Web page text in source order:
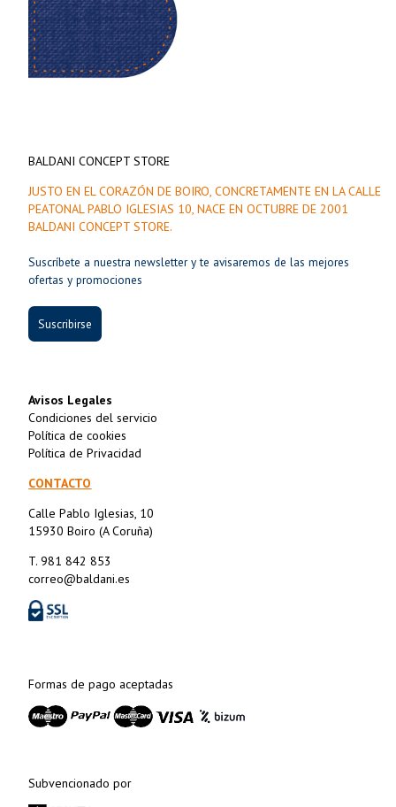
BALDANI CONCEPT STORE
JUSTO EN EL CORAZÓN DE BOIRO, CONCRETAMENTE EN LA CALLE
PEATONAL PABLO IGLESIAS 10, NACE EN OCTUBRE DE 2001
BALDANI CONCEPT STORE.
Suscríbete a nuestra newsletter y te avisaremos de las mejores
ofertas y promociones
Suscribirse
Avisos Legales
Condiciones del servicio
Política de cookies
Política de Privacidad
CONTACTO
Calle Pablo Iglesias, 10
15930 Boiro (A Coruña)
T. 981 842 853
correo@baldani.es
Formas de pago aceptadas
Subvencionado por